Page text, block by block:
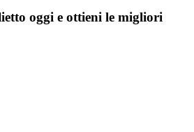
oggi e ottieni le migliori